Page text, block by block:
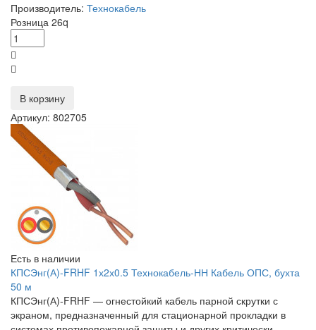
Производитель: Технокабель
Розница 26q
В корзину
Артикул: 802705
Есть в наличии
КПСЭнг(А)-FRHF 1х2х0.5 Технокабель-НН Кабель ОПС, бухта
50 м
КПСЭнг(А)-FRHF — огнестойкий кабель парной скрутки с
экраном, предназначенный для стационарной прокладки в